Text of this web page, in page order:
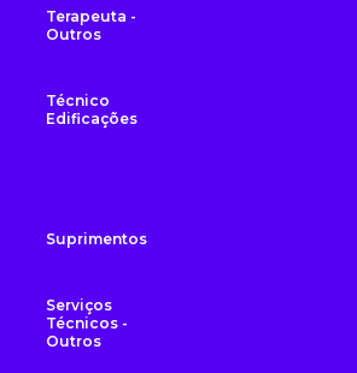
Terapeuta -
Outros
Técnico
Edificações
Suprimentos
Serviços
Técnicos -
Outros